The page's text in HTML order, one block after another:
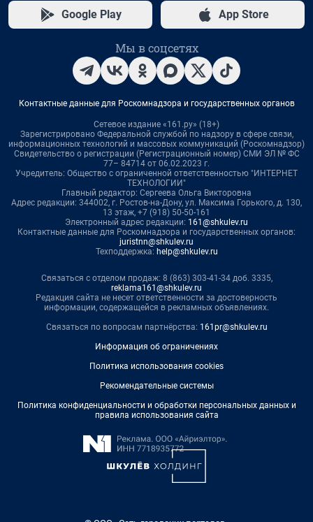
Google Play App Store
Мы в соцсетях
Контактные данные для Роскомнадзора и государственных органов
Сетевое издание «161.ру» (18+)
Зарегистрировано Федеральной службой по надзору в сфере связи,
информационных технологий и массовых коммуникаций (Роскомнадзор)
Свидетельство о регистрации (Регистрационный номер) СМИ ЭЛ № ФС
77– 84714 от 06.02.2023 г.
Учредитель: Общество с ограниченной ответственностью "ИНТЕРНЕТ
ТЕХНОЛОГИИ"
Главный редактор: Сергеева Ольга Викторовна
Адрес редакции: 344002, г. Ростов-на-Дону, ул. Максима Горького, д. 130,
13 этаж, +7 (918) 50-50-161
Электронный адрес редакции: 161@shkulev.ru
Контактные данные для Роскомнадзора и государственных органов:
juristnn@shkulev.ru
Техподдержка: help@shkulev.ru
Связаться с отделом продаж: 8 (863) 303-41-34 доб. 3335,
reklama161@shkulev.ru
Редакция сайта не несет ответственности за достоверность
информации, содержащейся в рекламных объявлениях.
Связаться по вопросам партнёрства: 161pr@shkulev.ru
Информация об ограничениях
Политика использования cookies
Рекомендательные системы
Политика конфиденциальности и обработки персональных данных и
правила использования сайта